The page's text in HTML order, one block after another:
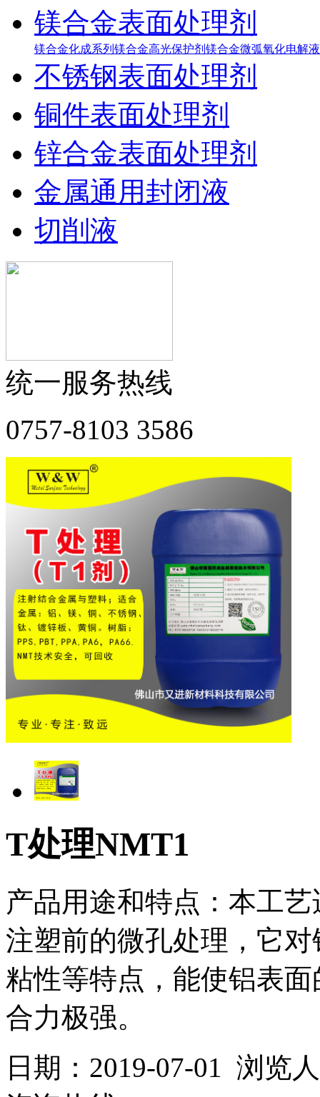
镁合金表面处理剂
镁合金化成系列 镁合金高光保护剂 镁合金微弧氧化电解液
不锈钢表面处理剂
铜件表面处理剂
锌合金表面处理剂
金属通用封闭液
切削液
统一服务热线
0757-8103 3586
T处理NMT1
产品用途和特点：本工
注塑前的微孔处理，它
粘性等特点，能使铝表
合力极强。
日期：2019-07-01 浏览